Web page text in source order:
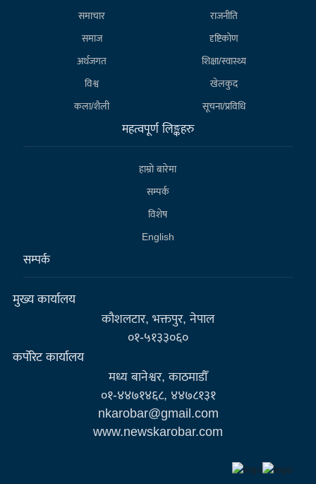
समाचार
राजनीति
समाज
दृष्टिकोण
अर्थजगत
शिक्षा/स्वास्थ्य
विश्व
खेलकुद
कला/शैली
सूचना/प्रविधि
महत्वपूर्ण लिङ्कहरु
हाम्राे बारेमा
सम्पर्क
विशेष
English
सम्पर्क
मुख्य कार्यालय
कौशलटार, भक्तपुर, नेपाल
०१-५१३३०६०
कर्पाेरेट कार्यालय
मध्य बानेश्वर, काठमाडौँ
०१-४४७१४६८, ४४७८१३१
nkarobar@gmail.com
www.newskarobar.com